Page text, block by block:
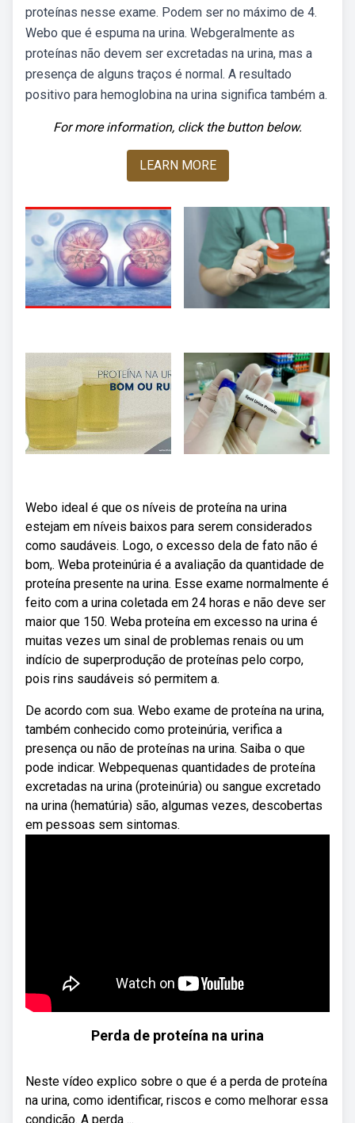
proteínas nesse exame. Podem ser no máximo de 4.
Webo que é espuma na urina. Webgeralmente as
proteínas não devem ser excretadas na urina, mas a
presença de alguns traços é normal. A resultado
positivo para hemoglobina na urina significa também a.
For more information, click the button below.
LEARN MORE
Webo ideal é que os níveis de proteína na urina
estejam em níveis baixos para serem considerados
como saudáveis. Logo, o excesso dela de fato não é
bom,. Weba proteinúria é a avaliação da quantidade de
proteína presente na urina. Esse exame normalmente é
feito com a urina coletada em 24 horas e não deve ser
maior que 150. Weba proteína em excesso na urina é
muitas vezes um sinal de problemas renais ou um
indício de superprodução de proteínas pelo corpo,
pois rins saudáveis só permitem a.
De acordo com sua. Webo exame de proteína na urina,
também conhecido como proteinúria, verifica a
presença ou não de proteínas na urina. Saiba o que
pode indicar. Webpequenas quantidades de proteína
excretadas na urina (proteinúria) ou sangue excretado
na urina (hematúria) são, algumas vezes, descobertas
em pessoas sem sintomas.
Perda de proteína na urina
Neste vídeo explico sobre o que é a perda de proteína
na urina, como identificar, riscos e como melhorar essa
condição. A perda ...